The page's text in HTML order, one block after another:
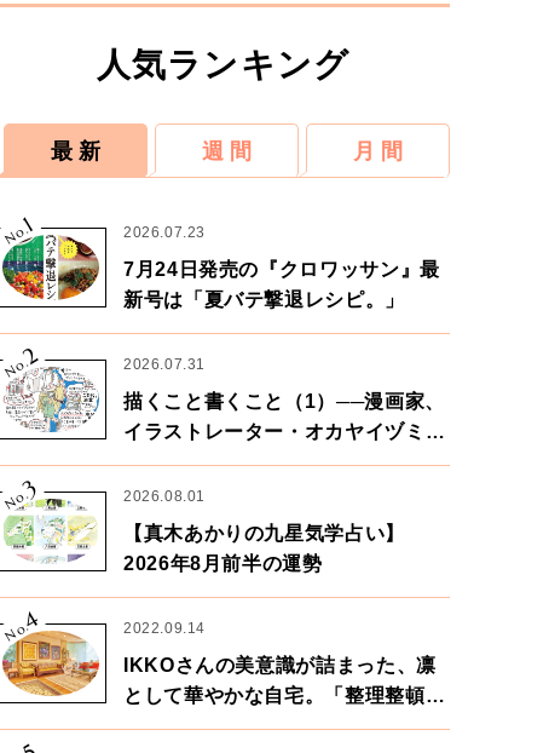
人気ランキング
最 新 週 間 月 間
No.
1 2026.07.23
7月24日発売の『クロワッサン』最
新号は「夏バテ撃退レシピ。」
No.2 2026.07.31
描くこと書くこと（1）──漫画家、
イラストレーター・オカヤイヅミさ
ん×漫画家・鶴谷香央理さん
No.
3 2026.08.01
【真木あかりの九星気学占い】
2026年8月前半の運勢
No.
4 2022.09.14
IKKOさんの美意識が詰まった、凛
として華やかな自宅。「整理整頓は
心のリズムが乱されないための作